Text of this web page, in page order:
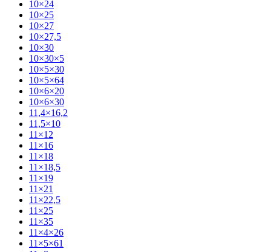
10×24
10×25
10×27
10×27,5
10×30
10×30×5
10×5×30
10×5×64
10×6×20
10×6×30
11,4×16,2
11,5×10
11×12
11×16
11×18
11×18,5
11×19
11×21
11×22,5
11×25
11×35
11×4×26
11×5×61